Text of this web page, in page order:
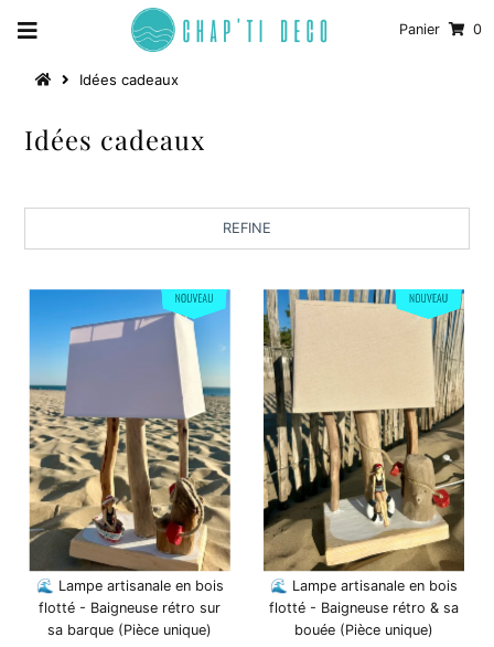
Panier 0
Idées cadeaux
Idées cadeaux
REFINE
🌊 Lampe artisanale en bois
flotté - Baigneuse rétro sur
sa barque (Pièce unique)
🌊 Lampe artisanale en bois
flotté - Baigneuse rétro & sa
bouée (Pièce unique)